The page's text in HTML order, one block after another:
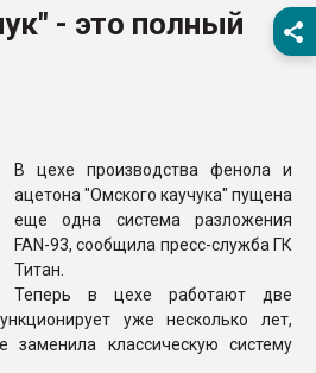
Вакуум-формовочные
ближайшее
Подмосковье, Москва
28.07.2026
ситуацией на
- это полный
В цехе производства фенола и
ацетона "Омского каучука" пущена
еще одна система разложения
FAN-93, сообщила пресс-служба ГК
Титан.
Теперь в цехе работают две
уже несколько лет,
заменила классическую систему